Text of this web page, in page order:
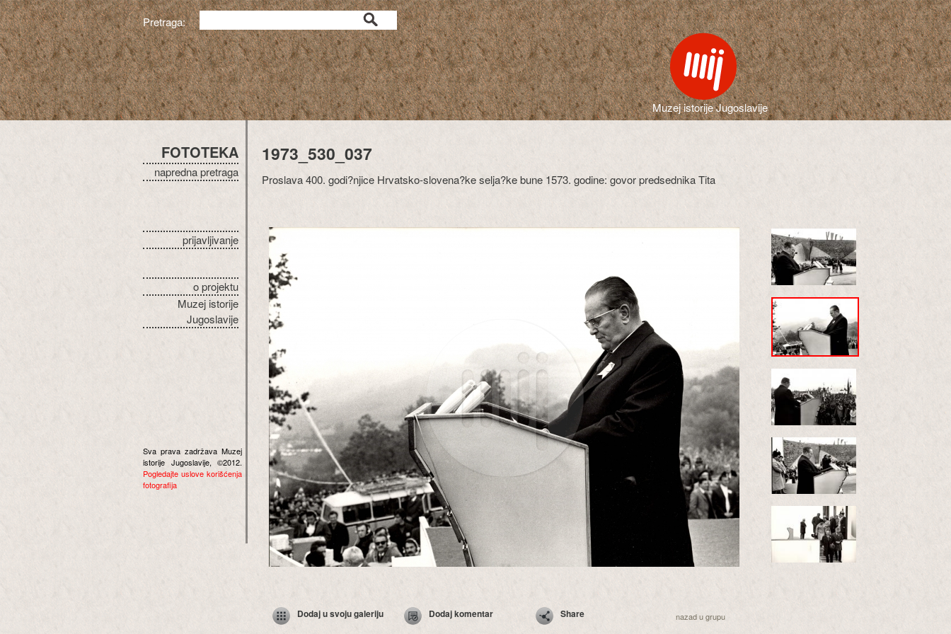
Pretraga:
Muzej istorije Jugoslavije
FOTOTEKA
napredna pretraga
prijavljivanje
o projektu
Muzej istorije
Jugoslavije
Sva prava zadržava Muzej
istorije Jugoslavije, ©2012.
Pogledajte uslove korišćenja
fotografija
1973_530_037
Proslava 400. godi?njice Hrvatsko-slovena?ke selja?ke bune 1573. godine: govor predsednika Tita
Dodaj u svoju galeriju Dodaj komentar Share nazad u grupu